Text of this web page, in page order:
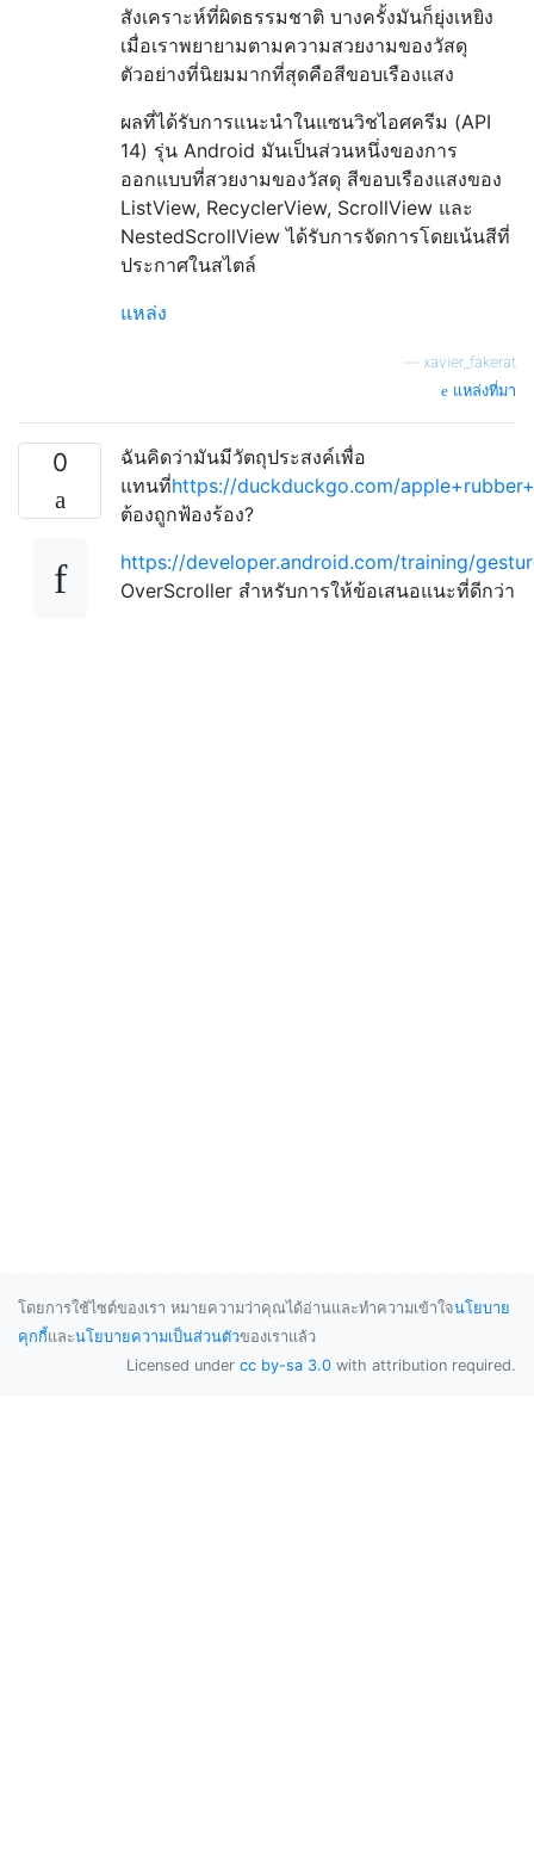
สังเคราะห์ที่ผิดธรรมชาติ บางครั้งมันก็ยุ่งเหยิง
เมื่อเราพยายามตามความสวยงามของวัสดุ
ตัวอย่างที่นิยมมากที่สุดคือสีขอบเรืองแสง
ผลที่ได้รับการแนะนำในแซนวิชไอศครีม (API
14) รุ่น Android มันเป็นส่วนหนึ่งของการ
ออกแบบที่สวยงามของวัสดุ สีขอบเรืองแสงของ
ListView, RecyclerView, ScrollView และ
NestedScrollView ได้รับการจัดการโดยเน้นสีที่
ประกาศในสไตล์
แหล่ง
xavier_fakerat
แหล่งที่มา
0
ฉันคิดว่ามันมีวัตถุประสงค์เพื่อ
แทนที่https://duckduckgo.com/
ต้องถูกฟ้องร้อง?
https://developer.android.com/training/
OverScroller สำหรับการให้ข้อเสนอแนะที่ดีกว่า
โดยการใช้ไซต์ของเรา หมายความว่าคุณได้อ่านและทำความเข้าใจนโยบาย
คุกกี้และนโยบายความเป็นส่วนตัวของเราแล้ว
Licensed under cc by-sa 3.0 with attribution required.